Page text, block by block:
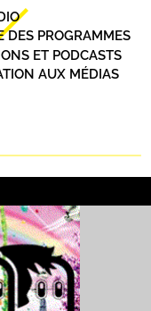
DES PROGRAMMES
ET PODCASTS
AUX MÉDIAS